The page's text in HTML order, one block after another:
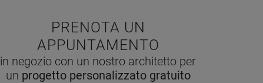
PRENOTA UN
APPUNTAMENTO
in negozio con un nostro architetto per
un progetto personalizzato gratuito